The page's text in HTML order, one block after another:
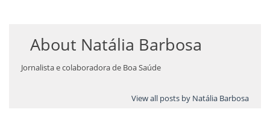
About Natália Barbosa
Jornalista e colaboradora de Boa Saúde
View all posts by Natália Barbosa